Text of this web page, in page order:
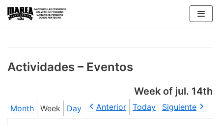
Skip
Actividades – Eventos
Week of jul. 14th
Month Week Day Anterior Today Siguiente